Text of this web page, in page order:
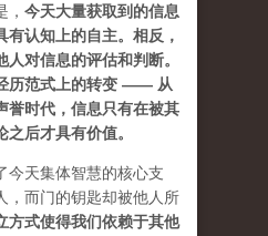
， 今天大量获取到的信息
认知上的自主。相反，
对信息的评估和判断。
历范式上的转变 —— 从
誉时代，信息只有在被其
后才具有价值。
今天集体智慧的核心支
，而门的钥匙却被他人所
方式使得我们依赖于其他